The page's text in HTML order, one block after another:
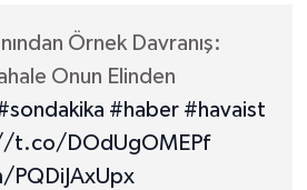
Örnek Davranış:
Onun Elinden
#haber #havaist
t.co/DOdUgOMEPf